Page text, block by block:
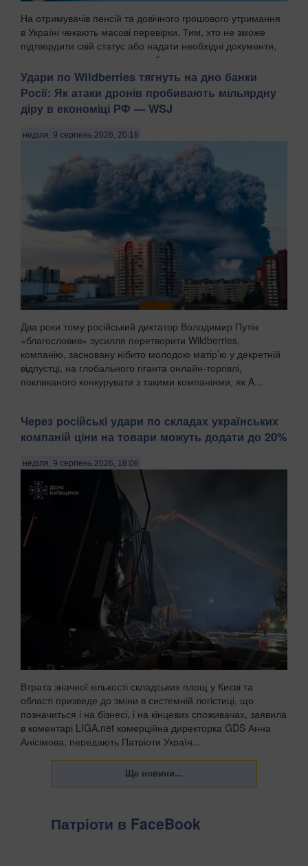
На отримувачів пенсій та довічного грошового утримання
в Україні чекають масові перевірки. Тим, хто не зможе
підтвердити свій статус або надати необхідні документи,
виплат можуть призупинити або скасувати, передають
Патріоти України. Аудит здійснюватим...
Удари по Wildberries тягнуть на дно банки
Росії: Як атаки дронів пробивають мільярдну
діру в економіці РФ — WSJ
неділя, 9 серпень 2026, 20:18
Два роки тому російський диктатор Володимир Путін
«благословив» зусилля перетворити Wildberries,
компанію, засновану нібито молодою матір’ю у декретній
відпустці, на глобального гіганта онлайн-торгівлі,
покликаного конкурувати з такими компаніями, як A...
Через російські удари по складах українських
компаній ціни на товари можуть додати до 20%
неділя, 9 серпень 2026, 18:06
Втрата значної кількості складських площ у Києві та
області призведе до зміни в системній логістиці, що
позначиться і на бізнесі, і на кінцевих споживачах, заявила
в коментарі LIGA.net комерційна директорка GDS Анна
Анісімова, передають Патріоти Україн...
Патріоти в FaceBook